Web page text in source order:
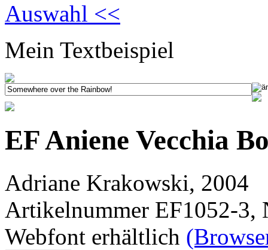
Auswahl <<
Mein Textbeispiel
EF Aniene Vecchia
Adriane Krakowski, 2004
Artikelnummer EF1052-3,
Webfont erhältlich